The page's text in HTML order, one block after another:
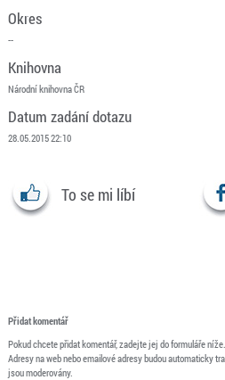
Okres
--
Knihovna
Národní knihovna ČR
Datum zadání dotazu
28.05.2015 22:10
To se mi líbí
Přidat komentář
Pokud chcete přidat komentář, zadejte jej do formuláře
Adresy na web nebo emailové adresy budou automaticky
jsou moderovány.